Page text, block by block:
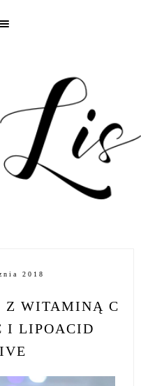
2018
Z WITAMINĄ C
I LIPOACID